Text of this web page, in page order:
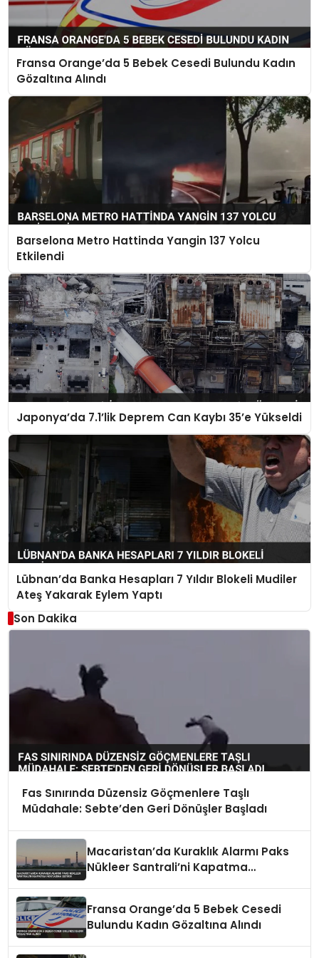
Fransa Orange’da 5 Bebek Cesedi Bulundu Kadın
Gözaltına Alındı
Barselona Metro Hattinda Yangin 137 Yolcu
Etkilendi
Japonya’da 7.1’lik Deprem Can Kaybı 35’e Yükseldi
Lübnan’da Banka Hesapları 7 Yıldır Blokeli Mudiler
Ateş Yakarak Eylem Yaptı
Son Dakika
Fas Sınırında Düzensiz Göçmenlere Taşlı
Müdahale: Sebte’den Geri Dönüşler Başladı
Macaristan’da Kuraklık Alarmı Paks
Nükleer Santrali’ni Kapatma
Fransa Orange’da 5 Bebek Cesedi
Bulundu Kadın Gözaltına Alındı